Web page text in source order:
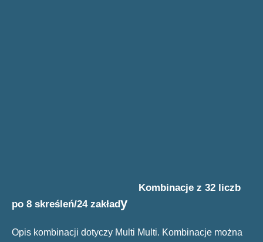
Kombinacje z 32 liczb
po 8 skreśleń/24 zakłady
Opis kombinacji dotyczy Multi Multi. Kombinacje można